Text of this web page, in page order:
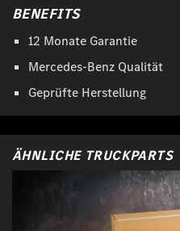
BENEFITS
12 Monate Garantie
Mercedes-Benz Qualität
Geprüfte Herstellung
ÄHNLICHE TRUCKPARTS